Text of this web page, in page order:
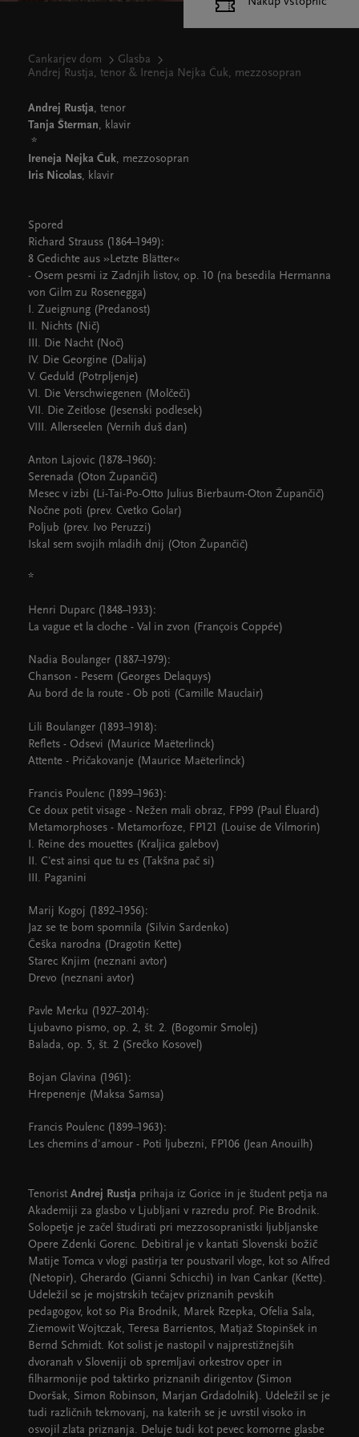
Cankarjev dom
Glasba
Andrej Rustja, tenor & Ireneja Nejka Čuk, mezzosopran
Andrej Rustja, tenor
Tanja Šterman, klavir
*
Ireneja Nejka Čuk, mezzosopran
Iris Nicolas, klavir
Spored
Richard Strauss (1864–1949):
8 Gedichte aus »Letzte Blätter«
- Osem pesmi iz Zadnjih listov, op. 10 (na besedila Hermanna
von Gilm zu Rosenegga)
I. Zueignung (Predanost)
II. Nichts (Nič)
III. Die Nacht (Noč)
IV. Die Georgine (Dalija)
V. Geduld (Potrpljenje)
VI. Die Verschwiegenen (Molčeči)
VII. Die Zeitlose (Jesenski podlesek)
VIII. Allerseelen (Vernih duš dan)
Anton Lajovic (1878–1960):
Serenada (Oton Župančič)
Mesec v izbi (Li-Tai-Po-Otto Julius Bierbaum-Oton Župančič)
Nočne poti (prev. Cvetko Golar)
Poljub (prev. Ivo Peruzzi)
Iskal sem svojih mladih dnij (Oton Župančič)
*
Henri Duparc (1848–1933):
La vague et la cloche - Val in zvon (François Coppée)
Nadia Boulanger (1887–1979):
Chanson - Pesem (Georges Delaquys)
Au bord de la route - Ob poti (Camille Mauclair)
Lili Boulanger (1893–1918):
Reflets - Odsevi (Maurice Maëterlinck)
Attente - Pričakovanje (Maurice Maëterlinck)
Francis Poulenc (1899–1963):
Ce doux petit visage - Nežen mali obraz, FP99 (Paul Éluard)
Metamorphoses - Metamorfoze, FP121 (Louise de Vilmorin)
I. Reine des mouettes (Kraljica galebov)
II. C'est ainsi que tu es (Takšna pač si)
III. Paganini
Marij Kogoj (1892–1956):
Jaz se te bom spomnila (Silvin Sardenko)
Češka narodna (Dragotin Kette)
Starec Knjim (neznani avtor)
Drevo (neznani avtor)
Pavle Merku (1927–2014):
Ljubavno pismo, op. 2, št. 2. (Bogomir Smolej)
Balada, op. 5, št. 2 (Srečko Kosovel)
Bojan Glavina (1961):
Hrepenenje (Maksa Samsa)
Francis Poulenc (1899–1963):
Les chemins d'amour - Poti ljubezni, FP106 (Jean Anouilh)
Tenorist Andrej Rustja prihaja iz Gorice in je študent petja na
Akademiji za glasbo v Ljubljani v razredu prof. Pie Brodnik.
Solopetje je začel študirati pri mezzosopranistki ljubljanske
Opere Zdenki Gorenc. Debitiral je v kantati Slovenski božič
Matije Tomca v vlogi pastirja ter poustvaril vloge, kot so Alfred
(Netopir), Gherardo (Gianni Schicchi) in Ivan Cankar (Kette).
Udeležil se je mojstrskih tečajev priznanih pevskih
pedagogov, kot so Pia Brodnik, Marek Rzepka, Ofelia Sala,
Ziemowit Wojtczak, Teresa Barrientos, Matjaž Stopinšek in
Bernd Schmidt. Kot solist je nastopil v najprestižnejših
dvoranah v Sloveniji ob spremljavi orkestrov oper in
filharmonije pod taktirko priznanih dirigentov (Simon
Dvoršak, Simon Robinson, Marjan Grdadolnik). Udeležil se je
tudi različnih tekmovanj, na katerih se je uvrstil visoko in
osvojil zlata priznanja. Deluje tudi kot pevec komorne glasbe